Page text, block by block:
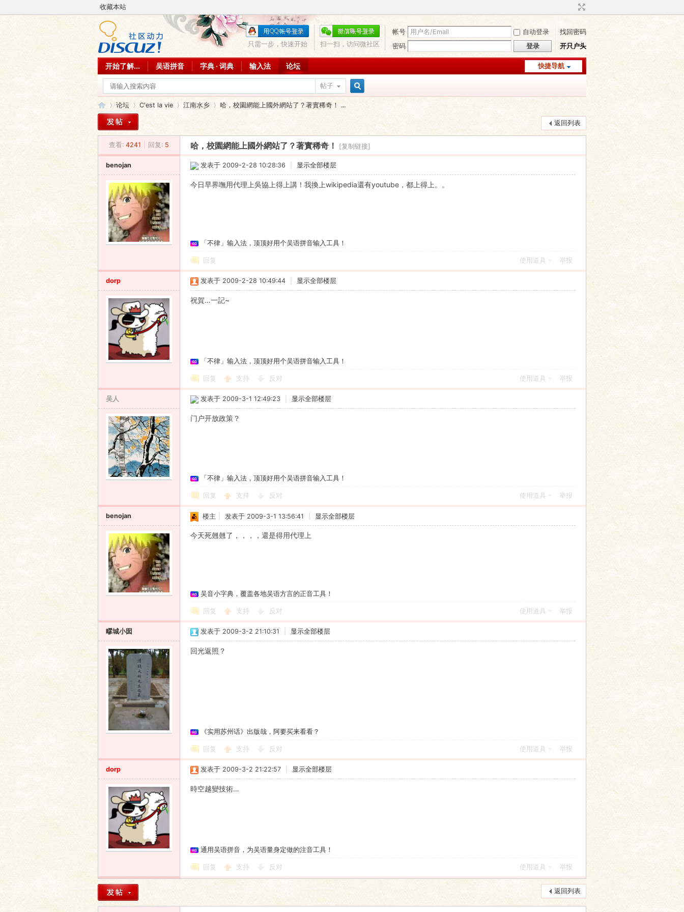
收藏本站
帐号 自动登录
找回密码
密码
登录 开只户头
扫一扫，访问微社区
只需一步，快速开始
快捷导航
开始了解... 吴语拼音 字典 · 词典 输入法 论坛
帖子
索
»
论坛
›
C'est la vie 江南水乡
›
哈，校園網能上國外網站了？著實稀奇！ ...
返回列表
查看: 4241 回复: 5 哈，校園網能上國外網站了？著實稀奇！ [复制链接]
benojan 发表于 2009-2-28 10:28:36 显示全部楼层
今日早界嘸用代理上吳協上得上講！我換上wikipedia還有youtube，都上得上。。
「不律」输入法，顶顶好用个吴语拼音输入工具！
回复 使用道具 举报
dorp 发表于 2009-2-28 10:49:44 显示全部楼层
祝賀…一記~
「不律」输入法，顶顶好用个吴语拼音输入工具！
回复 支持 反对 使用道具 举报
吴人 发表于 2009-3-1 12:49:23 显示全部楼层
门户开放政策？
「不律」输入法，顶顶好用个吴语拼音输入工具！
回复 支持 反对 使用道具 举报
benojan 楼主 发表于 2009-3-1 13:56:41 显示全部楼层
今天死翹翹了，，，，還是得用代理上
吴音小字典，覆盖各地吴语方言的正音工具！
回复 支持 反对 使用道具 举报
疁城小囡 发表于 2009-3-2 21:10:31 显示全部楼层
回光返照？
《实用苏州话》出版哉，阿要买来看看？
回复 支持 反对 使用道具 举报
dorp 发表于 2009-3-2 21:22:57 显示全部楼层
時空越變技術…
通用吴语拼音，为吴语量身定做的注音工具！
回复 支持 反对 使用道具 举报
返回列表